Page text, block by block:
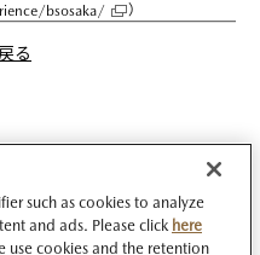
bsosaka/
）
る
such as cookies to analyze
and ads. Please click here
use cookies and the retention